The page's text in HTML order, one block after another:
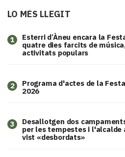
LO MÉS LLEGIT
1
Esterri d’Àneu encara la
quatre dies farcits de
activitats populars
2
Programa d'actes de la
2026
3
​Desallotgen dos
per les tempestes i l'alcalde
vist «desbordats»